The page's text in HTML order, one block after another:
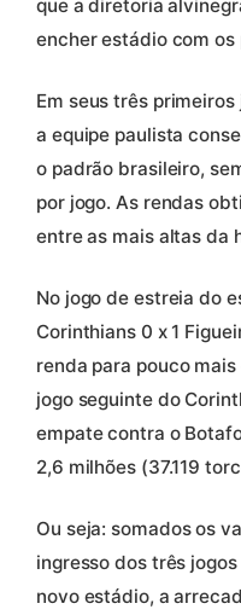
que a diretoria
encher estádio com os
Em seus três
a equipe paulista
o padrão brasileiro,
por jogo. As rendas
entre as mais altas da
No jogo de estreia do
Corinthians 0 x 1
renda para pouco
jogo seguinte do
empate contra o
2,6 milhões (37.119
Ou seja: somados os
ingresso dos três
novo estádio, a